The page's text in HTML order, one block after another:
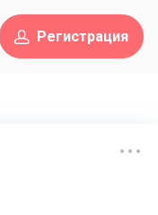
Регистрация